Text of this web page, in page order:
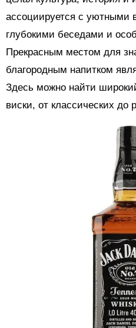
ассоциируется с уютными
глубокими беседами и
Прекрасным местом для
благородным напитком
Здесь можно найти
виски, от классических до